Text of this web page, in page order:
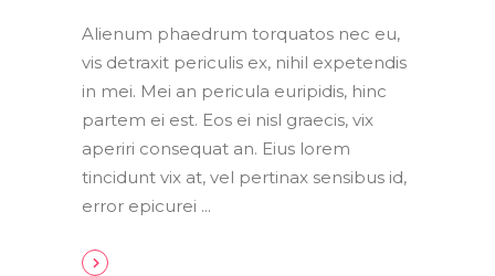
Alienum phaedrum torquatos nec eu,
vis detraxit periculis ex, nihil expetendis
in mei. Mei an pericula euripidis, hinc
partem ei est. Eos ei nisl graecis, vix
aperiri consequat an. Eius lorem
tincidunt vix at, vel pertinax sensibus id,
error epicurei